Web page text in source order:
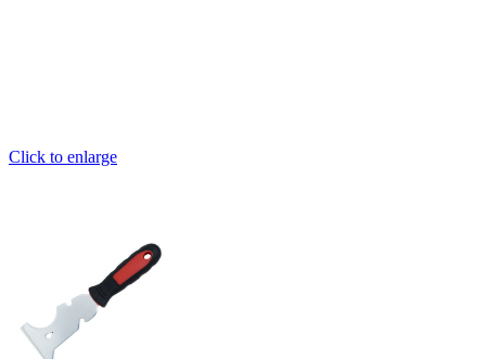
Click to enlarge